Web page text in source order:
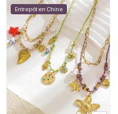
Entrepôt en Chine